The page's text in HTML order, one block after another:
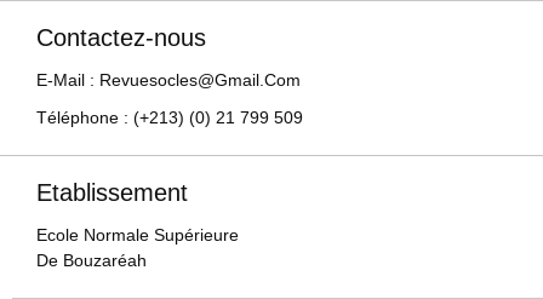
Contactez-nous
E-Mail : Revuesocles@gmail.com
Téléphone : (+213) (0) 21 799 509
Etablissement
Ecole Normale Supérieure
De Bouzaréah